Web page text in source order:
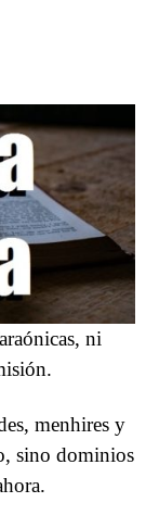
ni
menhires y
sino dominios